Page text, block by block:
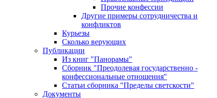
Прочие конфессии
Другие примеры сотрудничества и
конфликтов
Курьезы
Сколько верующих
Публикации
Из книг "Панорамы"
Сборник "Преодолевая государственно -
конфессиональные отношения"
Статьи сборника "Пределы светскости"
Документы